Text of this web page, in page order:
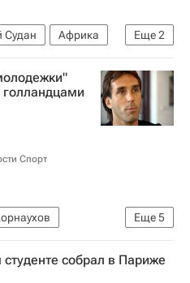
Еще2
Африка
Спорт
Еще5
собрал в Париже